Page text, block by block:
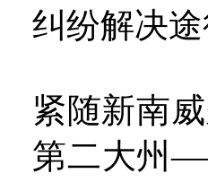
纠纷解决途
紧随新南
第二大州